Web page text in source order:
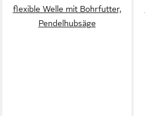
flexible Welle mit Bohrfutter,
Pendelhubsäge